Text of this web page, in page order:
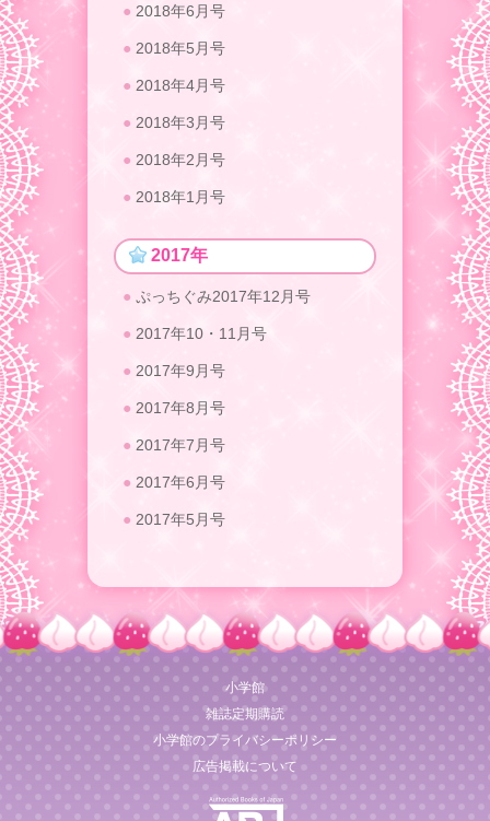
2018年6月号
2018年5月号
2018年4月号
2018年3月号
2018年2月号
2018年1月号
2017年
ぷっちぐみ2017年12月号
2017年10・11月号
2017年9月号
2017年8月号
2017年7月号
2017年6月号
2017年5月号
小学館
雑誌定期購読
小学館のプライバシーポリシー
広告掲載について